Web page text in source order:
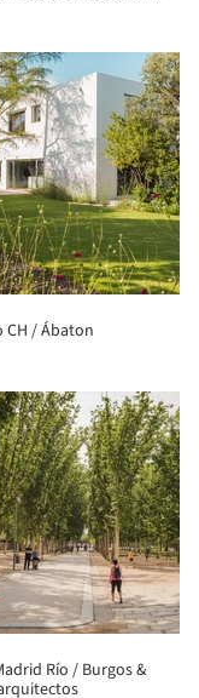
CH / Ábaton
Río / Burgos &